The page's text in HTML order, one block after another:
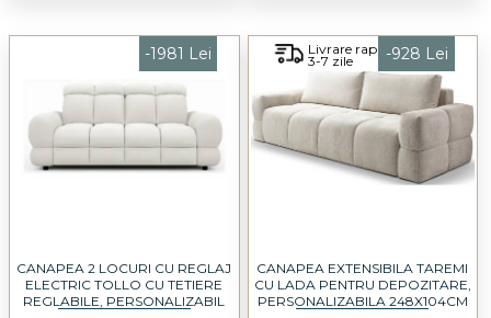
-1981 Lei
CANAPEA 2 LOCURI CU REGLAJ
ELECTRIC TOLLO CU TETIERE
REGLABILE, PERSONALIZABIL
Livrare rapida
3-7 zile -928 Lei
CANAPEA EXTENSIBILA TAREMI
CU LADA PENTRU DEPOZITARE,
PERSONALIZABILA 248X104CM